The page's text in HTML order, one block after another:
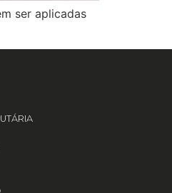
ser aplicadas